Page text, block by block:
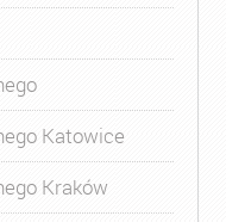
Katowice
Kraków